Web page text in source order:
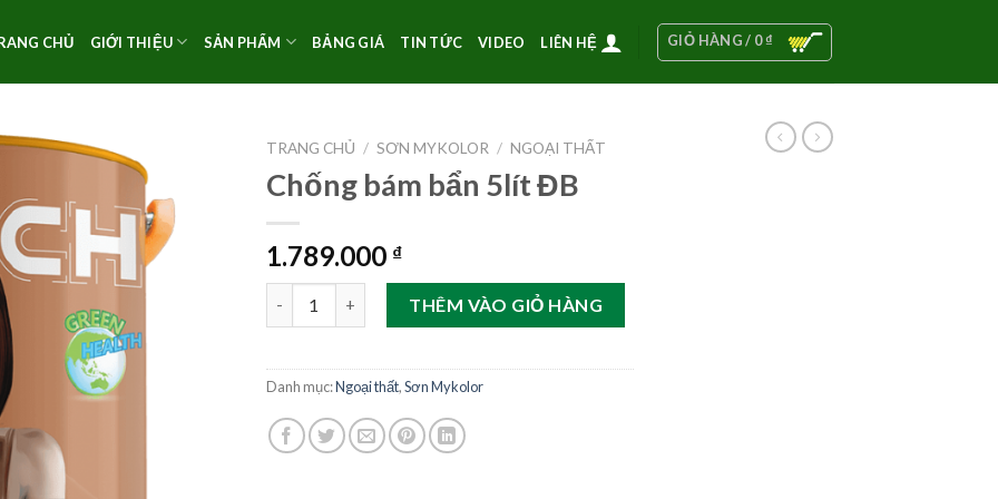
CHỦ GIỚI THIỆU SẢN PHẨM BẢNG GIÁ TIN TỨC VIDEO LIÊN HỆ GIỎ HÀNG / 0₫
TRANG CHỦ / SƠN MYKOLOR / NGOẠI THẤT
Chống bám bẩn 5lít ĐB
1.789.000 ₫
Chống bám bẩn 5lít ĐB số lượngTHÊM VÀO GIỎ HÀNG
Danh mục:Ngoại thất,Sơn Mykolor